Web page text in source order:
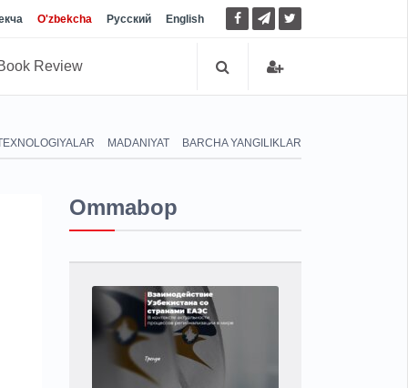
O'zbekcha Русский English
Review
MADANIYAT BARCHA YANGILIKLAR
Ommabop